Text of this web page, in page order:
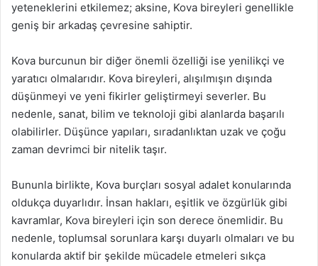
yeteneklerini etkilemez; aksine, Kova bireyleri genellikle
geniş bir arkadaş çevresine sahiptir.
Kova burcunun bir diğer önemli özelliği ise yenilikçi ve
yaratıcı olmalarıdır. Kova bireyleri, alışılmışın dışında
düşünmeyi ve yeni fikirler geliştirmeyi severler. Bu
nedenle, sanat, bilim ve teknoloji gibi alanlarda başarılı
olabilirler. Düşünce yapıları, sıradanlıktan uzak ve çoğu
zaman devrimci bir nitelik taşır.
Bununla birlikte, Kova burçları sosyal adalet konularında
oldukça duyarlıdır. İnsan hakları, eşitlik ve özgürlük gibi
kavramlar, Kova bireyleri için son derece önemlidir. Bu
nedenle, toplumsal sorunlara karşı duyarlı olmaları ve bu
konularda aktif bir şekilde mücadele etmeleri sıkça